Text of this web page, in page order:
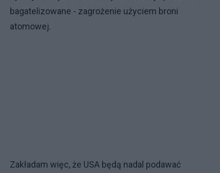
bagatelizowane - zagrożenie użyciem broni
atomowej.
Zakładam więc, że USA będą nadal podawać